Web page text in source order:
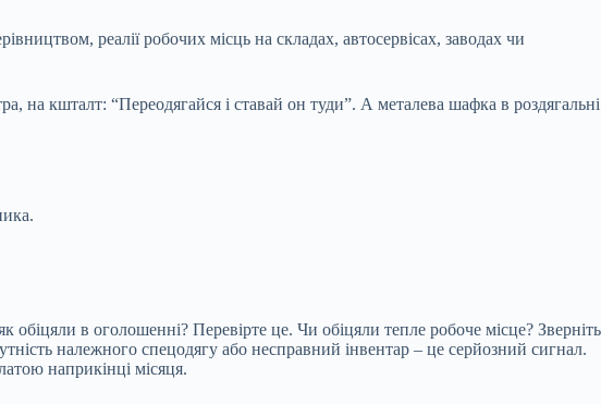
реалії робочих місць на складах, автосервісах, заводах чи
на кшталт: “Переодягайся і ставай он туди”. А металева шафка в роздягальні
обіцяли в оголошенні? Перевірте це. Чи обіцяли тепле робоче місце? Зверніть
належного спецодягу або несправний інвентар – це серйозний сигнал.
наприкінці місяця.